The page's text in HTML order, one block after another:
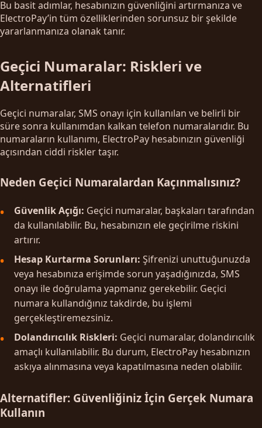
Bu basit adımlar, hesabınızın güvenliğini artırmanıza ve
ElectroPay’in tüm özelliklerinden sorunsuz bir şekilde
yararlanmanıza olanak tanır.
Geçici Numaralar: Riskleri ve
Alternatifleri
Geçici numaralar, SMS onayı için kullanılan ve belirli bir
süre sonra kullanımdan kalkan telefon numaralarıdır. Bu
numaraların kullanımı, ElectroPay hesabınızın güvenliği
açısından ciddi riskler taşır.
Neden Geçici Numaralardan Kaçınmalısınız?
Güvenlik Açığı: Geçici numaralar, başkaları tarafından
da kullanılabilir. Bu, hesabınızın ele geçirilme riskini
artırır.
Hesap Kurtarma Sorunları: Şifrenizi unuttuğunuzda
veya hesabınıza erişimde sorun yaşadığınızda, SMS
onayı ile doğrulama yapmanız gerekebilir. Geçici
numara kullandığınız takdirde, bu işlemi
gerçekleştiremezsiniz.
Dolandırıcılık Riskleri: Geçici numaralar, dolandırıcılık
amaçlı kullanılabilir. Bu durum, ElectroPay hesabınızın
askıya alınmasına veya kapatılmasına neden olabilir.
Alternatifler: Güvenliğiniz İçin Gerçek Numara
Kullanın